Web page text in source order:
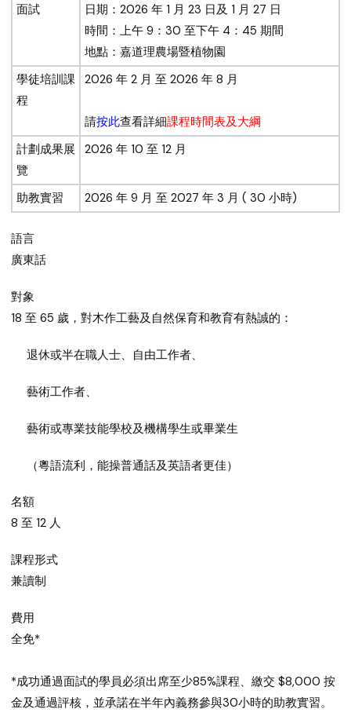
面試
日期：2026 年 1 月 23 日及 1 月 27 日
時間：上午 9：30 至下午 4：45 期間
地點：嘉道理農場暨植物園
學徒培訓課
程
2026 年 2 月 至 2026 年 8 月
請按此查看詳細課程時間表及大綱
計劃成果展
覽
2026 年 10 至 12 月
助教實習 2026 年 9 月 至 2027 年 3 月 ( 30 小時)
語言
廣東話
對象
18 至 65 歲，對木作工藝及自然保育和教育有熱誠的：
退休或半在職人士、自由工作者、
藝術工作者、
藝術或專業技能學校及機構學生或畢業生
（粵語流利，能操普通話及英語者更佳）
名額
8 至 12 人
課程形式
兼讀制
費用
全免*
*成功通過面試的學員必須出席至少85%課程、繳交 $8,000 按
金及通過評核，並承諾在半年內義務參與30小時的助教實習。